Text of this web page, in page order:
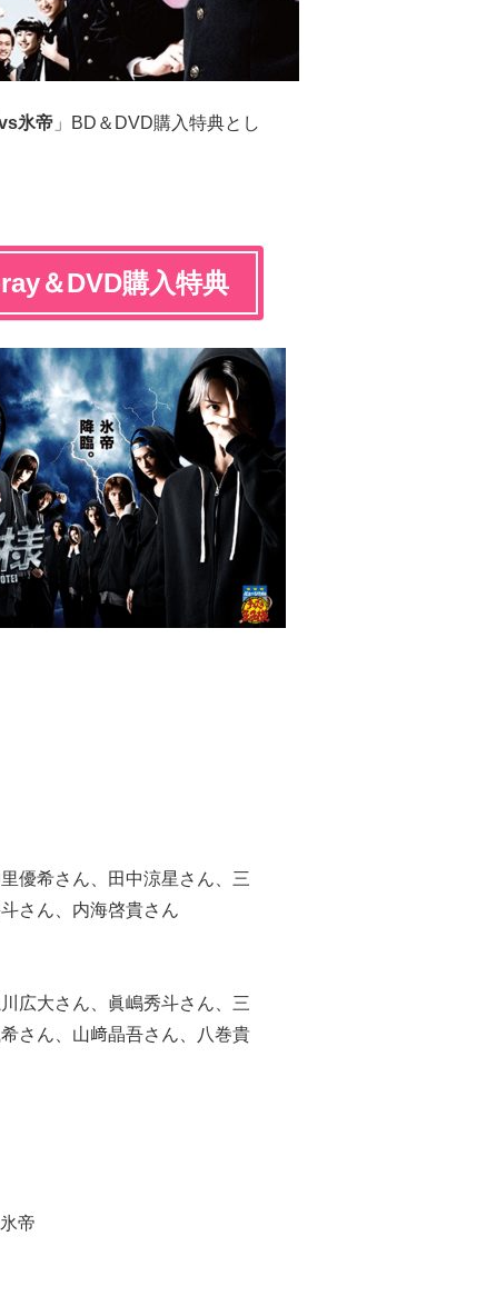
氷帝 」BD＆DVD購入特典とし
＆DVD購入特典
優希さん、田中涼星さん、三
さん、内海啓貴さん
広大さん、眞嶋秀斗さん、三
さん、山﨑晶吾さん、八巻貴
帝